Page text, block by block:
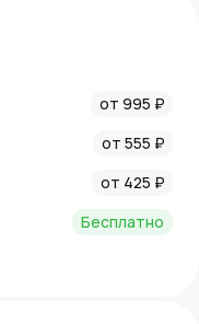
от 995 ₽
от 555 ₽
от 425 ₽
Бесплатно